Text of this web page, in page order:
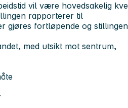
vil være hovedsakelig
rapporterer til
gjøres fortløpende og
med utsikt mot sentrum,